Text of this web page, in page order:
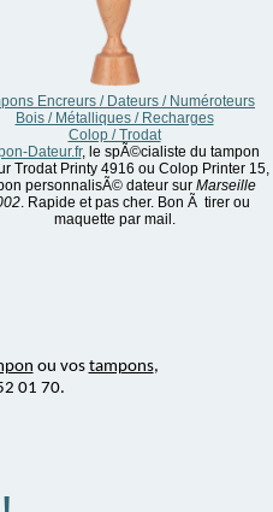
Encreurs / Dateurs / Numéroteurs
Bois / Métalliques / Recharges
Colop / Trodat
Dateur.fr, le spÃ©cialiste du tampon
Trodat Printy 4916 ou Colop Printer 15,
personnalisÃ© dateur sur Marseille
. Rapide et pas cher. Bon Ã tirer ou
maquette par mail.
ou vos tampons,
01 70.